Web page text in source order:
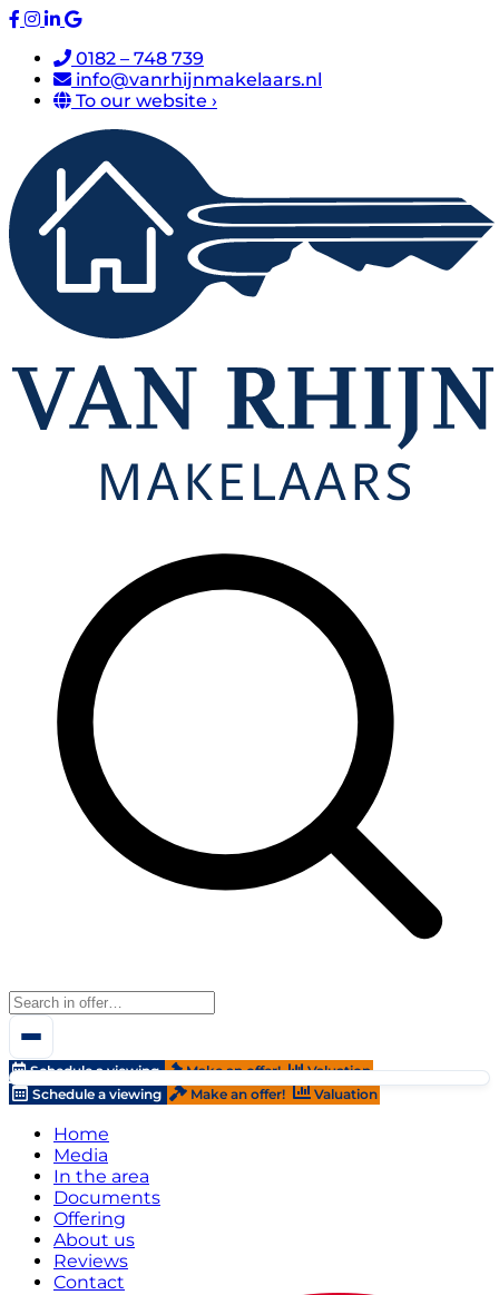
0182 – 748 739
info@vanrhijnmakelaars.nl
To our website ›
Schedule a viewing Make an offer!
Valuation
Schedule a viewing
Make an offer! Valuation
Home
Media
In the area
Documents
Offering
About us
Reviews
Contact